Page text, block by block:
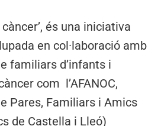
és una iniciativa
en col·laboració amb
familiars d’infants i
com l’AFANOC,
Pares, Familiars i Amics
de Castella i Lleó)